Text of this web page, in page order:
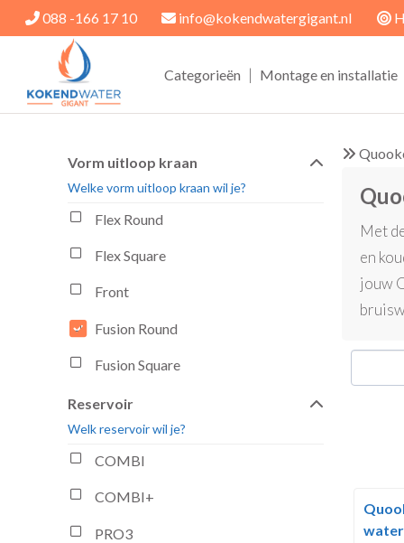
088 -166 17 10 info@kokendwatergigant.nl
Categorieën | Montage en installatie
Met
en
jouw
Vorm uitloop kraan
Welke vorm uitloop kraan wil je?
Flex Round
Flex Square
Front
Fusion Round
Fusion Square
Reservoir
Welk reservoir wil je?
COMBI
COMBI+
PRO3